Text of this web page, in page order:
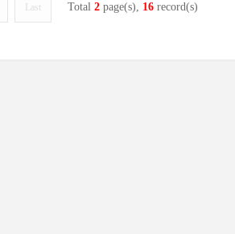
Last Total 2 page(s), 16 record(s)